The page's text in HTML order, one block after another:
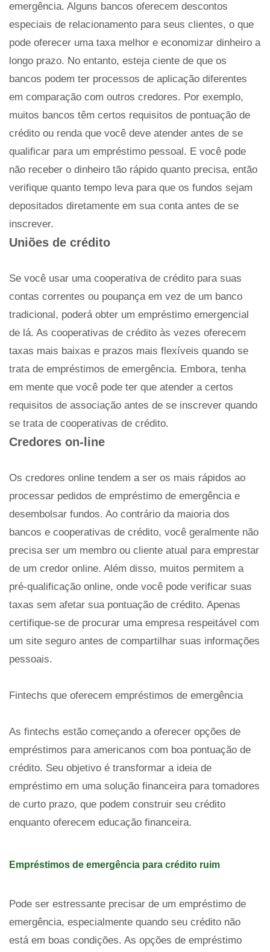
emergência. Alguns bancos oferecem descontos
especiais de relacionamento para seus clientes, o que
pode oferecer uma taxa melhor e economizar dinheiro a
longo prazo. No entanto, esteja ciente de que os
bancos podem ter processos de aplicação diferentes
em comparação com outros credores. Por exemplo,
muitos bancos têm certos requisitos de pontuação de
crédito ou renda que você deve atender antes de se
qualificar para um empréstimo pessoal. E você pode
não receber o dinheiro tão rápido quanto precisa, então
verifique quanto tempo leva para que os fundos sejam
depositados diretamente em sua conta antes de se
inscrever.
Uniões de crédito
Se você usar uma cooperativa de crédito para suas
contas correntes ou poupança em vez de um banco
tradicional, poderá obter um empréstimo emergencial
de lá. As cooperativas de crédito às vezes oferecem
taxas mais baixas e prazos mais flexíveis quando se
trata de empréstimos de emergência. Embora, tenha
em mente que você pode ter que atender a certos
requisitos de associação antes de se inscrever quando
se trata de cooperativas de crédito.
Credores on-line
Os credores online tendem a ser os mais rápidos ao
processar pedidos de empréstimo de emergência e
desembolsar fundos. Ao contrário da maioria dos
bancos e cooperativas de crédito, você geralmente não
precisa ser um membro ou cliente atual para emprestar
de um credor online. Além disso, muitos permitem a
pré-qualificação online, onde você pode verificar suas
taxas sem afetar sua pontuação de crédito. Apenas
certifique-se de procurar uma empresa respeitável com
um site seguro antes de compartilhar suas informações
pessoais.
Fintechs que oferecem empréstimos de emergência
As fintechs estão começando a oferecer opções de
empréstimos para americanos com boa pontuação de
crédito. Seu objetivo é transformar a ideia de
empréstimo em uma solução financeira para tomadores
de curto prazo, que podem construir seu crédito
enquanto oferecem educação financeira.
Empréstimos de emergência para crédito ruim
Pode ser estressante precisar de um empréstimo de
emergência, especialmente quando seu crédito não
está em boas condições. As opções de empréstimo